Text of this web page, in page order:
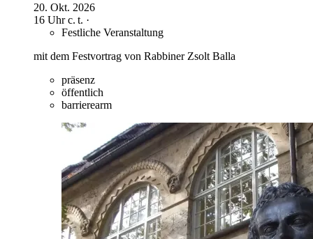
20. Okt. 2026
16 Uhrc. t. ·
Festliche Veranstaltung
mit dem Festvortrag von Rabbiner Zsolt Balla
präsenz
öffentlich
barrierearm